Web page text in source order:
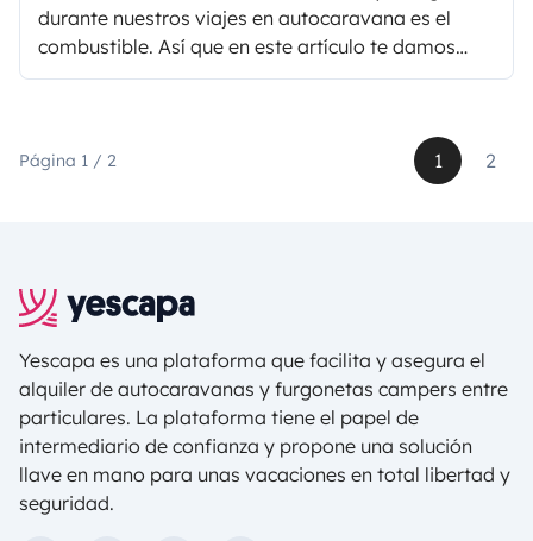
durante nuestros viajes en autocaravana es el
combustible. Así que en este artículo te damos
nuestros consejos para reducir el consumo de
Página 1 / 2 1 2
Yescapa es una plataforma que facilita y asegura el
alquiler de autocaravanas y furgonetas campers entre
particulares. La plataforma tiene el papel de
intermediario de confianza y propone una solución
llave en mano para unas vacaciones en total libertad y
seguridad.